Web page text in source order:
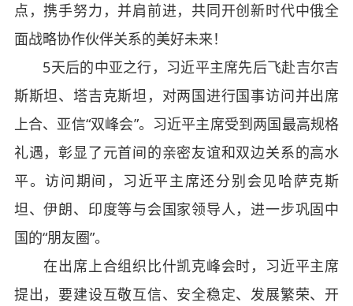
点，携手努力，并肩前进，共同开创新时代中俄全
面战略协作伙伴关系的美好未来！
5天后的中亚之行，习近平主席先后飞赴吉尔吉
斯斯坦、塔吉克斯坦，对两国进行国事访问并出席
上合、亚信“双峰会”。习近平主席受到两国最高规格
礼遇，彰显了元首间的亲密友谊和双边关系的高水
平。访问期间，习近平主席还分别会见哈萨克斯
坦、伊朗、印度等与会国家领导人，进一步巩固中
国的“朋友圈”。
在出席上合组织比什凯克峰会时，习近平主席
提出，要建设互敬互信、安全稳定、发展繁荣、开